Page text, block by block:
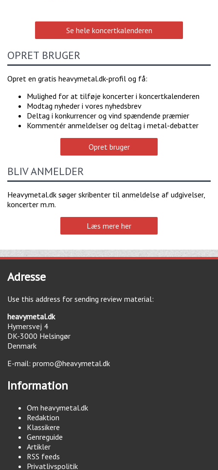
Se hele koncertkalenderen
OPRET BRUGER
Opret en gratis heavymetal.dk-profil og få:
Mulighed for at tilføje koncerter i koncertkalenderen
Modtag nyheder i vores nyhedsbrev
Deltag i konkurrencer og vind spændende præmier
Kommentér anmeldelser og deltag i metal-debatter
Opret bruger
BLIV ANMELDER
Heavymetal.dk søger skribenter til anmeldelse af udgivelser,
koncerter m.m.
Læs mere her
Adresse
Use this address for sending review material:
heavymetal.dk
Hymersvej 4
DK-3000 Helsingør
Denmark
E-mail: promo@heavymetal.dk
Information
Om heavymetal.dk
Redaktion
Klassikere
Genreguide
Artikler
RSS feeds
Privatlivspolitik